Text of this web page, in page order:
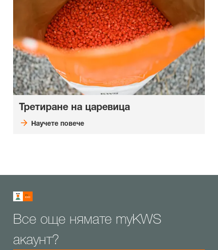
Третиране на царевица
Научете повече
Все още нямате myKWS
акаунт?